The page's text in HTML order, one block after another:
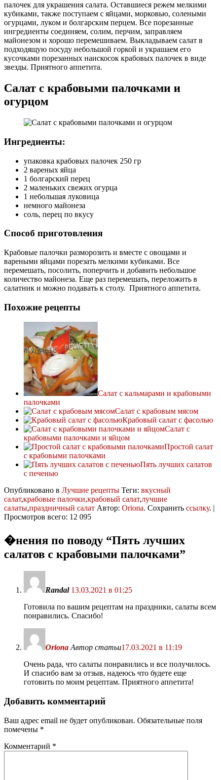
палочек для украшения салата. Оставшиеся режем мелкими
кубиками, также поступаем с яйцами, морковью, солеными
огурцами, луком и болгарским перцем. Все порезанные
ингредиенты соединяем, солим, перчим, заправляем
майонезом и хорошо перемешиваем. Выкладываем салат в
подходящую посуду небольшой горкой и украшаем его
кусочками порезанных наискосок крабовых палочек в виде
звезды. Приятного аппетита.
Салат с крабовыми палочками и
огурцом
Ингредиенты:
упаковка крабовых палочек 250 гр
2 вареных яйца
1 болгарский перец
2 маленьких свежих огурца
1 небольшая луковица
немного майонеза
соль, перец по вкусу
Способ приготовления
Крабовые палочки разморозить и вместе с овощами и
вареными яйцами порезать мелкими кубиками. Все
перемешать, посолить, поперчить и добавить небольшое
количество майонеза. Еще раз перемешать, переложить в
салатник и можно подавать к столу. Приятного аппетита.
Похожие рецепты
Салат с кальмарами и крабовыми
палочками
Салат с крабовым мясом
Крабовый салат с фасолью
Салат с
крабовыми палочками и яйцом
Простой салат
с крабовыми палочками
Пять лучших салатов
с печенью
Опубликовано в Лучшие рецепты Теги: вкусный
салат,крабовые палочки,крабовый салат,лучшие
салаты,праздничный салат Автор: Oriona. Сохранить ссылку. |
Просмотров всего: 12 095
�нения по поводу “Пять лучших
салатов с крабовыми палочками”
Randal 13.03.2021 в 01:25
Готовила по вашим рецептам на праздники, салаты всем
понравились. Спасибо!
Oriona Автор статьи17.03.2021 в 11:19
Очень рада, что салаты понравились и все получилось.
И спасибо вам за отзыв, надеюсь что будете еще
готовить по моим рецептам. Приятного аппетита!
Добавить комментарий
Ваш адрес email не будет опубликован. Обязательные поля
помечены *
Комментарий *